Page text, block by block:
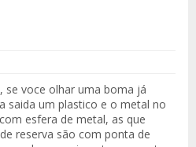
se voce olhar uma boma já
saida um plastico e o metal no
esfera de metal, as que
reserva são com ponta de